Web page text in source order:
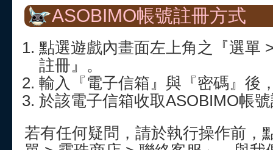
ASOBIMO帳號註冊方式
點選遊戲內畫面左上角之『選單
註冊』。
輸入『電子信箱』與『密碼』後
於該電子信箱收取ASOBIMO帳
若有任何疑問，請於執行操作前，